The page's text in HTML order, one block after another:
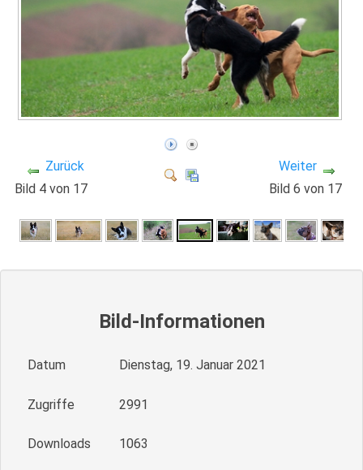
Zurück
Bild 4 von 17
Weiter
Bild 6 von 17
Bild-Informationen
Datum Dienstag, 19. Januar 2021
Zugriffe 2991
Downloads 1063